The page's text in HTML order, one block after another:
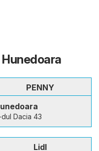
PENNY
Dacia 43
Lidl